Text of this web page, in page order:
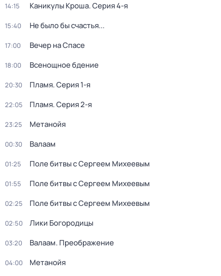
14:15 Каникулы Кроша. Серия 4-я
15:40 Не было бы счастья...
17:00 Вечер на Спасе
18:00 Всенощное бдение
20:30 Пламя. Серия 1-я
22:05 Пламя. Серия 2-я
23:25 Метанойя
00:30 Валаам
01:25 Поле битвы с Сергеем Михеевым
01:55 Поле битвы с Сергеем Михеевым
02:25 Поле битвы с Сергеем Михеевым
02:50 Лики Богородицы
03:20 Валаам. Преображение
04:00 Метанойя